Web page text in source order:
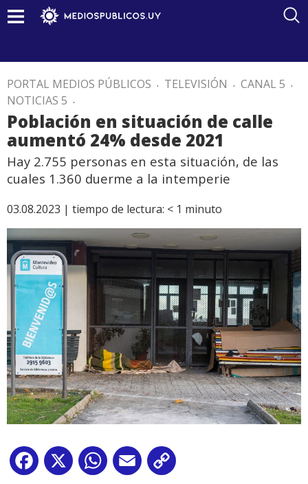
PORTAL MEDIOS PÚBLICOS . TELEVISIÓN . CANAL 5 .
NOTICIAS 5 .
Población en situación de calle
aumentó 24% desde 2021
Hay 2.755 personas en esta situación, de las
cuales 1.360 duerme a la intemperie
03.08.2023 | tiempo de lectura: < 1 minuto
Facebook
X WhatsApp
Email